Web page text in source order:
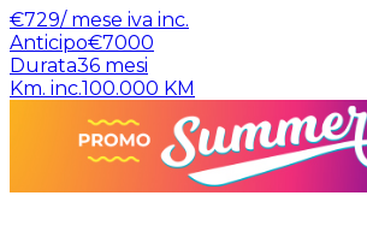
€729/ mese iva inc.
Anticipo€7000
Durata36 mesi
Km. inc.100.000 KM